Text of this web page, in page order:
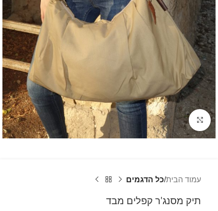
לחץ להגדלה
עמוד הבית כל הדגמים
תיק מסנג'ר קפלים מבד